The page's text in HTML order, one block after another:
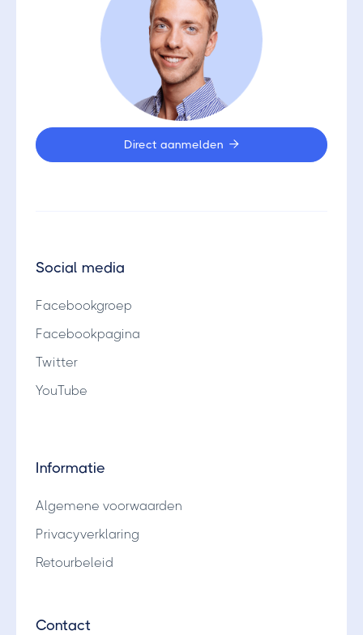
Direct aanmelden 
Social media
Facebookgroep
Facebookpagina
Twitter
YouTube
Informatie
Algemene voorwaarden
Privacyverklaring
Retourbeleid
Contact